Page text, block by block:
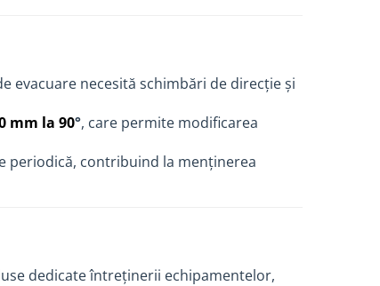
evacuare necesită schimbări de direcție și
mm la 90°, care permite modificarea
periodică, contribuind la menținerea
dedicate întreținerii echipamentelor,